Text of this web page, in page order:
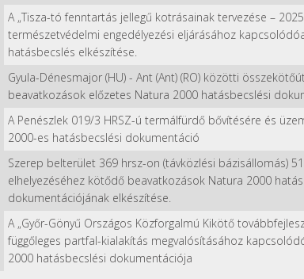
A „Tisza-tó fenntartás jellegű kotrásainak tervezése –
természetvédelmi engedélyezési eljárásához
hatásbecslés elkészítése.
Gyula-Dénesmajor (HU) - Ant (Ant) (RO) közötti
beavatkozások előzetes Natura 2000 hatásbecslési
A Penészlek 019/3 HRSZ-ú termálfürdő bővítésére és
2000-es hatásbecslési dokumentáció
Szerep belterület 369 hrsz-on (távközlési bázisállomás)
elhelyezéséhez kötődő beavatkozások Natura 2000
dokumentációjának elkészítése.
A „Győr-Gönyű Országos Közforgalmú Kikötő
függőleges partfal-kialakítás megvalósításához
2000 hatásbecslési dokumentációja